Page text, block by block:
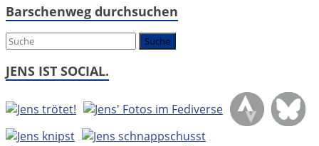
es
Barschenweg durchsuchen
JENS IST SOCIAL.